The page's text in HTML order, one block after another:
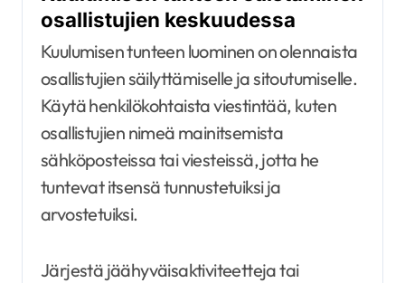
osallistujien keskuudessa
Kuulumisen tunteen luominen on olennaista
osallistujien säilyttämiselle ja sitoutumiselle.
Käytä henkilökohtaista viestintää, kuten
osallistujien nimeä mainitsemista
sähköposteissa tai viesteissä, jotta he
tuntevat itsensä tunnustetuiksi ja
arvostetuiksi.
Järjestä jäähyväisaktiviteetteja tai